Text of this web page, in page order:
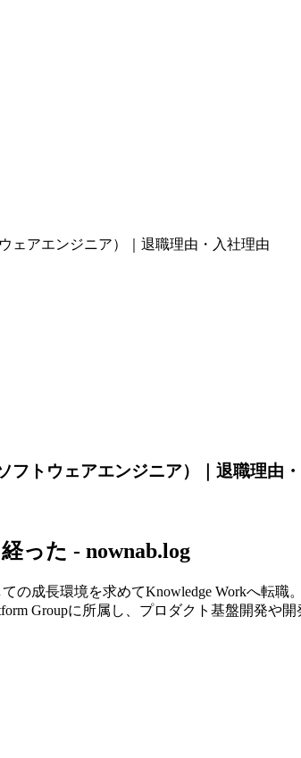
ェアエンジニア）｜退職理由・入社理由
トウェアエンジニア）｜退職理由
った - nownab.log
の成長環境を求めてKnowledge Workへ転
Groupに所属し、プロダクト基盤開発や